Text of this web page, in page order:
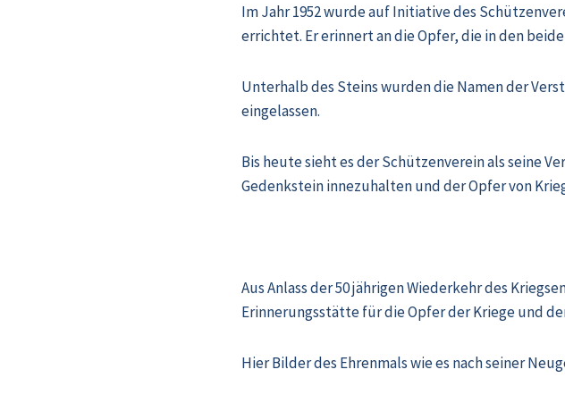
Im Jahr 1952 wurde auf Initiative des
errichtet. Er erinnert an die Opfer, die in den
Unterhalb des Steins wurden die Namen der
eingelassen.
Bis heute sieht es der Schützenverein als seine
Gedenkstein innezuhalten und der Opfer von
Aus Anlass der 50 jährigen Wiederkehr des
Erinnerungsstätte für die Opfer der Kriege und
Hier Bilder des Ehrenmals wie es nach seiner